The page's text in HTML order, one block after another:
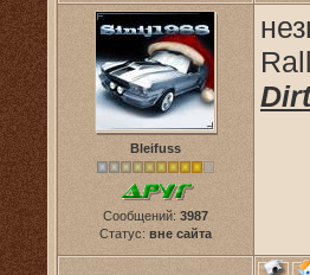
Bleifuss
Сообщений: 3987
Статус: вне сайта